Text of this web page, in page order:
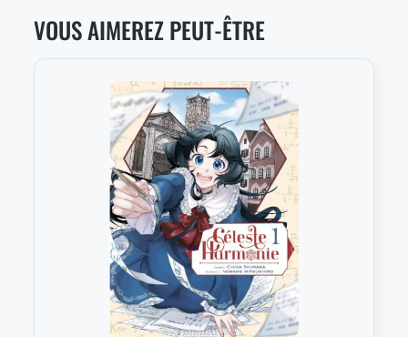
VOUS AIMEREZ PEUT-ÊTRE